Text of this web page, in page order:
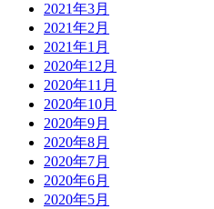
2021年3月
2021年2月
2021年1月
2020年12月
2020年11月
2020年10月
2020年9月
2020年8月
2020年7月
2020年6月
2020年5月